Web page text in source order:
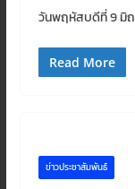
วันพฤหัสบดีที่ 9 มิถ
Read More
ข่าวประชาสัมพันธ์